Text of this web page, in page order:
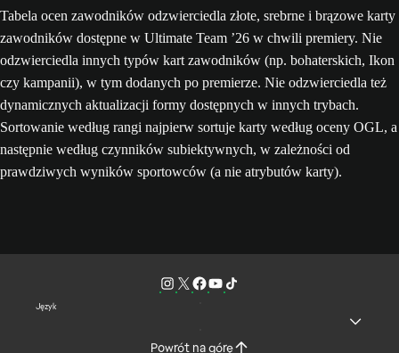
Tabela ocen zawodników odzwierciedla złote, srebrne i brązowe karty
zawodników dostępne w Ultimate Team ’26 w chwili premiery. Nie
odzwierciedla innych typów kart zawodników (np. bohaterskich, Ikon
czy kampanii), w tym dodanych po premierze. Nie odzwierciedla też
dynamicznych aktualizacji formy dostępnych w innych trybach.
Sortowanie według rangi najpierw sortuje karty według oceny OGL, a
następnie według czynników subiektywnych, w zależności od
prawdziwych wyników sportowców (a nie atrybutów karty).
Język
Powrót na górę